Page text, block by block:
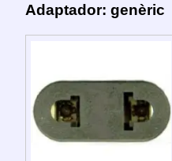
Adaptador: genèric